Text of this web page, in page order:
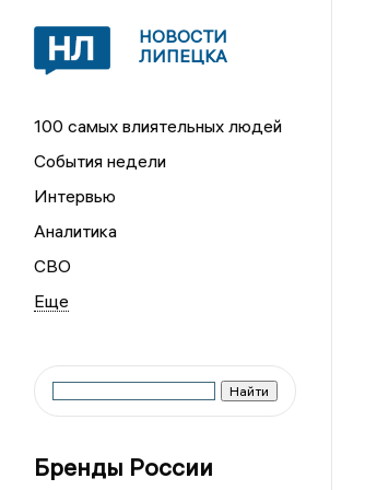
НОВОСТИ
ЛИПЕЦКА
100 самых влиятельных людей
События недели
Интервью
Аналитика
СВО
Бренды России